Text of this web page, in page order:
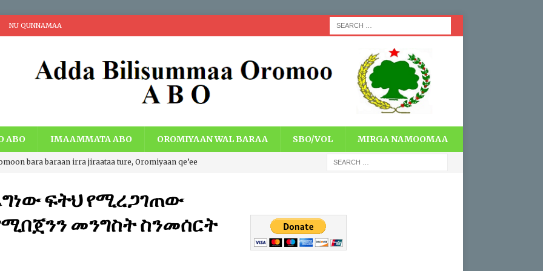
NU QUNNAMAA
ABO IMAAMMATA ABO OROMIYAAN WAL BARAA SBO/VOL MIRGA NAMOOMAA
bara baraan irra jiraataa ture, Oromiyaan qe’ee
eebbaa, Teessumni abbootii Gadaa Oromoo wiirtuu
ummata Oromoo bal’aati. IBSA ABO
ፍትህ የሚረጋገጠው
መንግስት ስንመሰርት